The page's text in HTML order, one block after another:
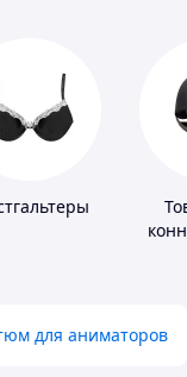
для аниматоров